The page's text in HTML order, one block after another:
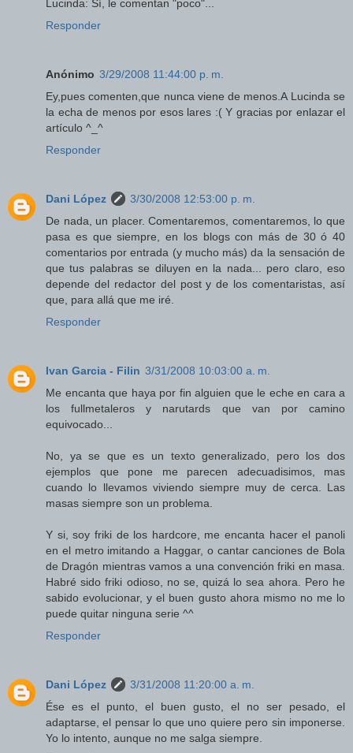
Lucinda: Sí, le comentan "poco"...
Responder
Anónimo 3/29/2008 11:44:00 p. m.
Ey,pues comenten,que nunca viene de menos.A Lucinda se
la echa de menos por esos lares :( Y gracias por enlazar el
artículo ^_^
Responder
Dani López
3/30/2008 12:53:00 p. m.
De nada, un placer. Comentaremos, comentaremos, lo que
pasa es que siempre, en los blogs con más de 30 ó 40
comentarios por entrada (y mucho más) da la sensación de
que tus palabras se diluyen en la nada... pero claro, eso
depende del redactor del post y de los comentaristas, así
que, para allá que me iré.
Responder
Ivan Garcia - Filin 3/31/2008 10:03:00 a. m.
Me encanta que haya por fin alguien que le eche en cara a
los fullmetaleros y narutards que van por camino
equivocado...
No, ya se que es un texto generalizado, pero los dos
ejemplos que pone me parecen adecuadisimos, mas
cuando lo llevamos viviendo siempre muy de cerca. Las
masas siempre son un problema.
Y si, soy friki de los hardcore, me encanta hacer el panoli
en el metro imitando a Haggar, o cantar canciones de Bola
de Dragón mientras vamos a una convención friki en masa.
Habré sido friki odioso, no se, quizá lo sea ahora. Pero he
sabido evolucionar, y el buen gusto ahora mismo no me lo
puede quitar ninguna serie ^^
Responder
Dani López
3/31/2008 11:20:00 a. m.
Ése es el punto, el buen gusto, el no ser pesado, el
adaptarse, el pensar lo que uno quiere pero sin imponerse.
Yo lo intento, aunque no me salga siempre.